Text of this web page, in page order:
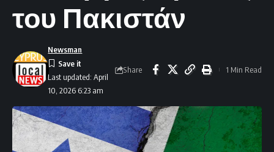
του Πακιστάν
Last updated: April
10, 2026 6:23 am
Newsman
Share 1 Min Read